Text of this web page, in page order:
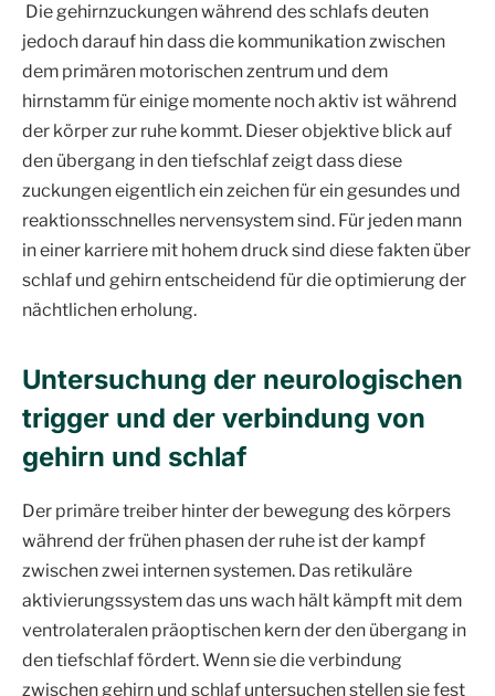
Die gehirnzuckungen während des schlafs deuten
jedoch darauf hin dass die kommunikation zwischen
dem primären motorischen zentrum und dem
hirnstamm für einige momente noch aktiv ist während
der körper zur ruhe kommt. Dieser objektive blick auf
den übergang in den tiefschlaf zeigt dass diese
zuckungen eigentlich ein zeichen für ein gesundes und
reaktionsschnelles nervensystem sind. Für jeden mann
in einer karriere mit hohem druck sind diese fakten über
schlaf und gehirn entscheidend für die optimierung der
nächtlichen erholung.
Untersuchung der neurologischen
trigger und der verbindung von
gehirn und schlaf
Der primäre treiber hinter der bewegung des körpers
während der frühen phasen der ruhe ist der kampf
zwischen zwei internen systemen. Das retikuläre
aktivierungssystem das uns wach hält kämpft mit dem
ventrolateralen präoptischen kern der den übergang in
den tiefschlaf fördert. Wenn sie die verbindung
zwischen gehirn und schlaf untersuchen stellen sie fest